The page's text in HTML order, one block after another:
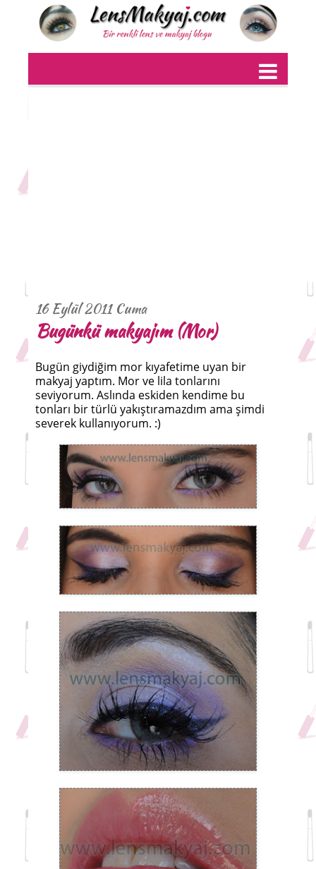
16 Eylül 2011 Cuma
Bugünkü makyajım (Mor)
Bugün giydiğim mor kıyafetime uyan bir
makyaj yaptım. Mor ve lila tonlarını
seviyorum. Aslında eskiden kendime bu
tonları bir türlü yakıştıramazdım ama şimdi
severek kullanıyorum. :)